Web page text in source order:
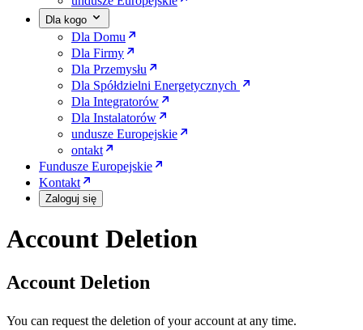
Dla kogo
Dla Domu
Dla Firmy
Dla Przemysłu
Dla Spółdzielni Energetycznych
Dla Integratorów
Dla Instalatorów
undusze Europejskie
ontakt
Fundusze Europejskie
Kontakt
Zaloguj się
Account Deletion
Account Deletion
You can request the deletion of your account at any time.